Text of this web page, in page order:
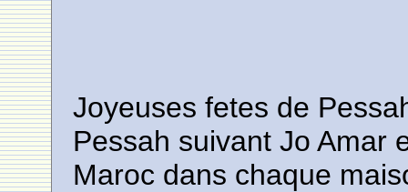
Joyeuses fetes de
Pessah suivant Jo Amar
Maroc dans chaque